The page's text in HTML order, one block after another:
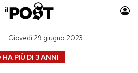
Auto
PIÙ DI 3 ANNI
Giovedì 29 giugno 2023